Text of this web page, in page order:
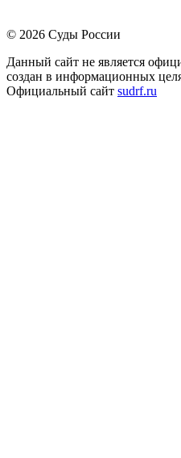
© 2026 Суды России
Данный сайт не является
создан в информационных
Официальный сайт sudrf.ru